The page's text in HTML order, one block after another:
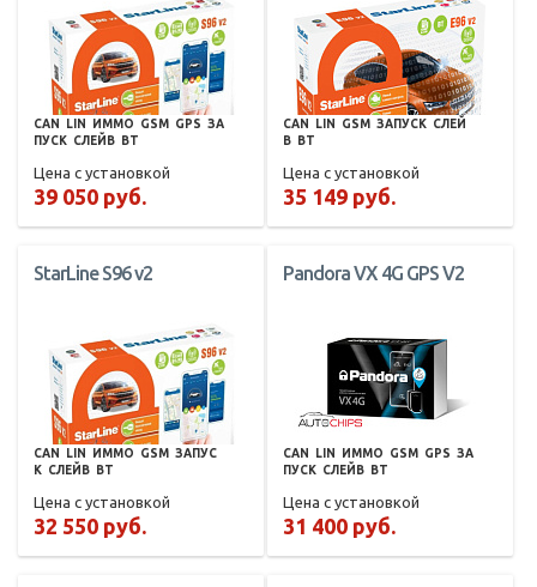
CAN LIN ИММО GSM GPS ЗА
ПУСК СЛЕЙВ BT
Цена с установкой
39 050 руб.
CAN LIN GSM ЗАПУСК СЛЕЙ
В
BT
Цена с установкой
35 149 руб.
StarLine S96 v2
CAN LIN ИММО GSM ЗАПУС
К СЛЕЙВ BT
Цена с установкой
32 550 руб.
Pandora VX 4G GPS V2
CAN LIN ИММО GSM GPS ЗА
ПУСК СЛЕЙВ BT
Цена с установкой
31 400 руб.